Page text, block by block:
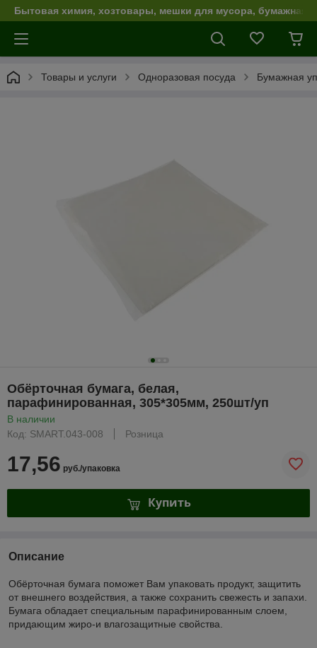
Бытовая химия, хозтовары, мешки для мусора, бумажная
Товары и услуги Одноразовая посуда Бумажная
Обёрточная бумага, белая,
парафинированная, 305*305мм, 250шт/уп
В наличии
Код: SMART.043-008
Розница
17,56 руб./упаковка
Купить
Описание
Обёрточная бумага поможет Вам упаковать продукт, защитить
от внешнего воздействия, а также сохранить свежесть и запахи.
Бумага обладает специальным парафинированным слоем,
придающим жиро-и влагозащитные свойства.